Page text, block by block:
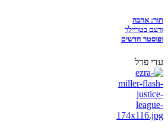
תור: אהבה
ורעם בטריילר
ופוסטר חדשים
עדי פרל